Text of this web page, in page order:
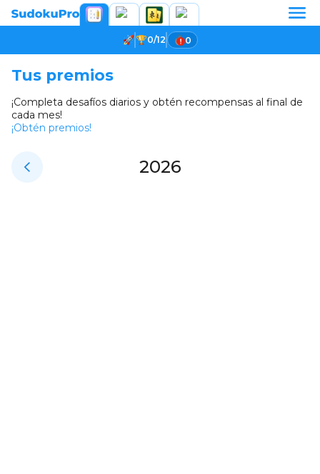
0/12 0
Tus premios
¡Completa desafíos diarios y obtén recompensas al final de
cada mes!
¡Obtén premios!
2026